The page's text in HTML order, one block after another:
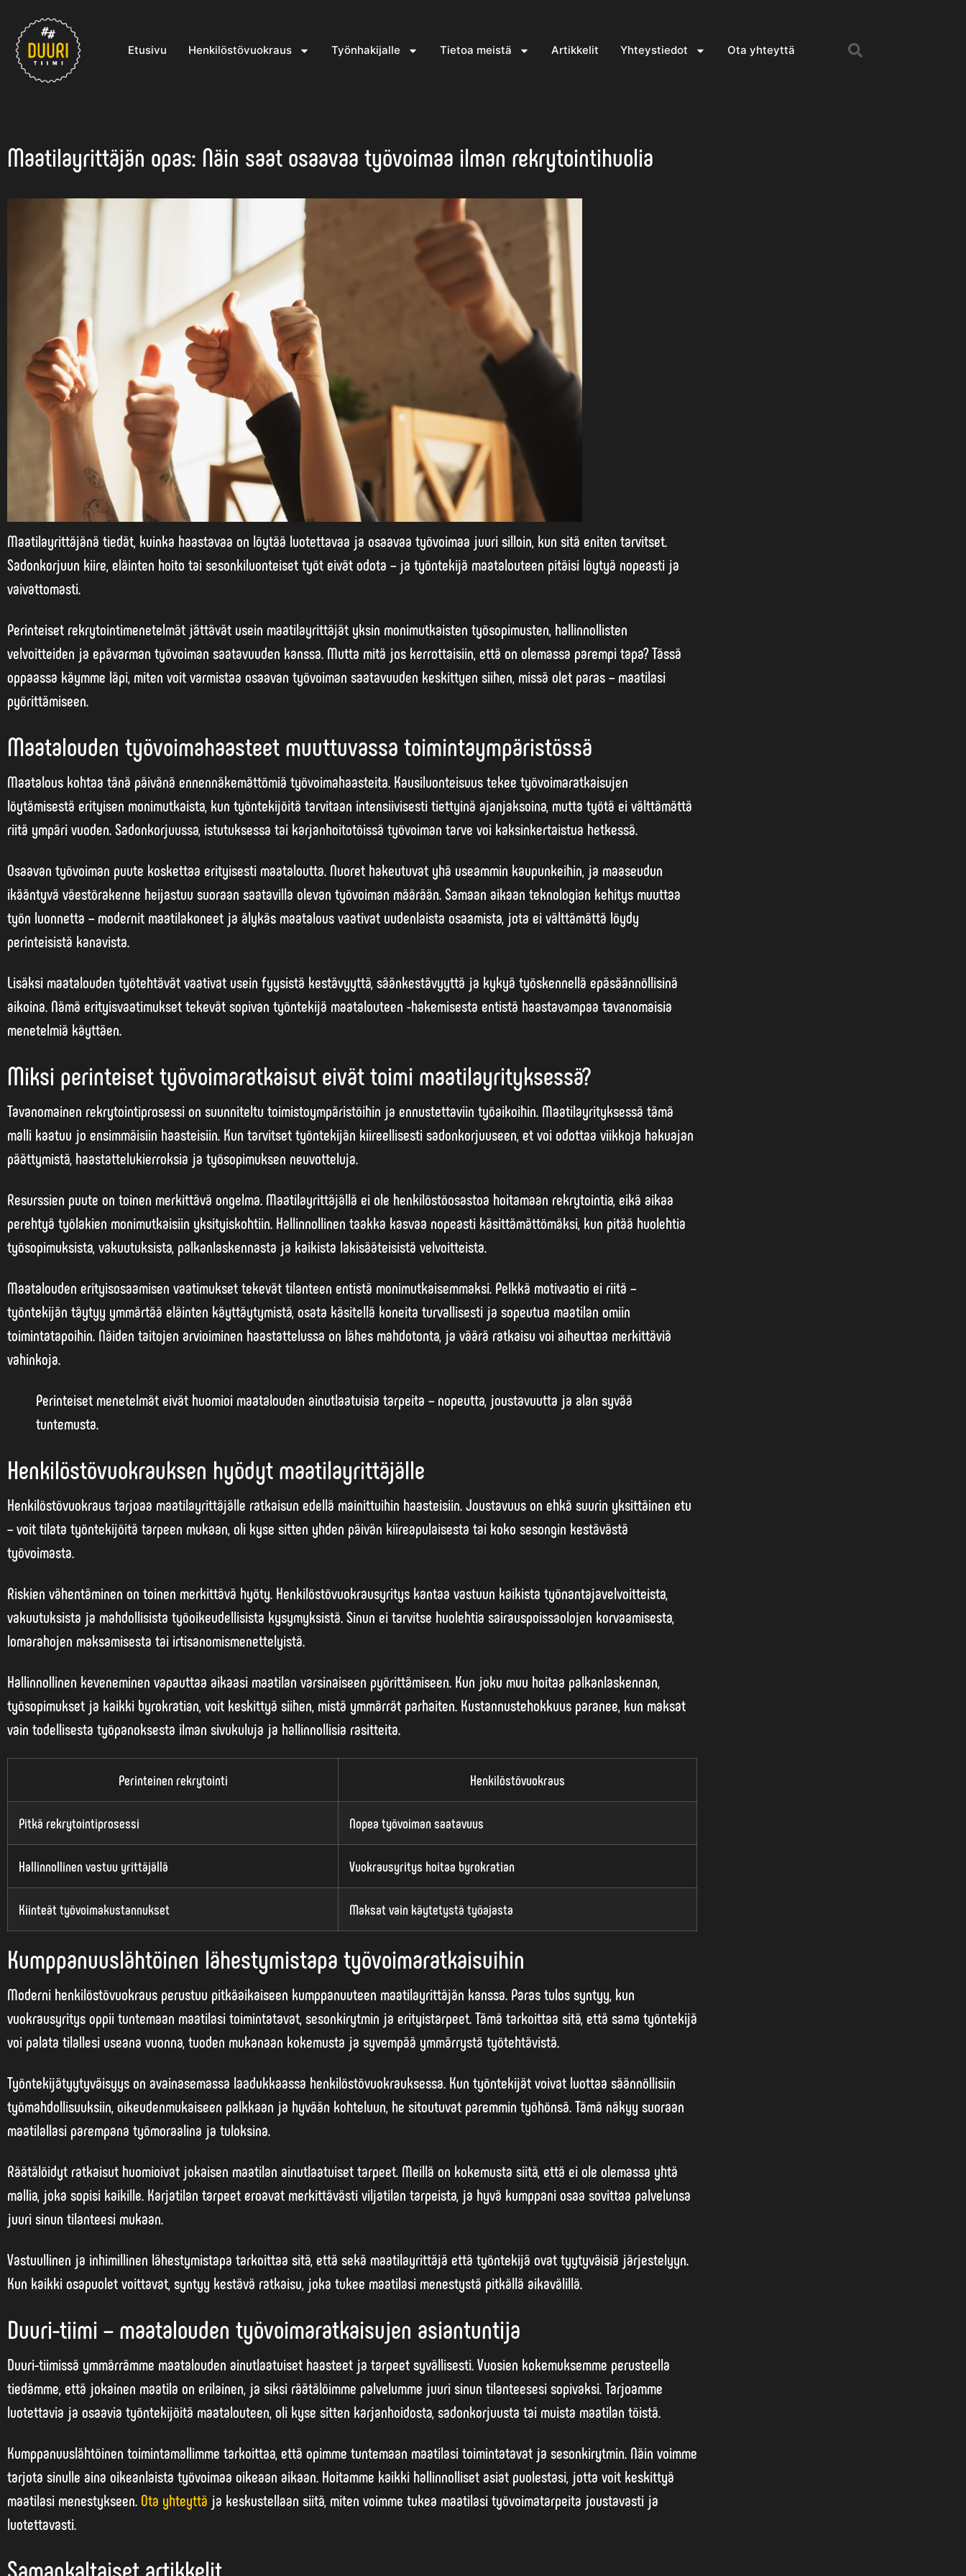
Etusivu Henkilöstövuokraus Työnhakijalle Tietoa meistä Artikkelit Yhteystiedot Ota yhteyttä
Maatilayrittäjän opas: Näin saat osaavaa työvoimaa ilman rekrytointihuolia
Maatilayrittäjänä tiedät, kuinka haastavaa on löytää luotettavaa ja osaavaa työvoimaa juuri silloin, kun sitä eniten tarvitset.
Sadonkorjuun kiire, eläinten hoito tai sesonkiluonteiset työt eivät odota – ja työntekijä maatalouteen pitäisi löytyä nopeasti ja
vaivattomasti.
Perinteiset rekrytointimenetelmät jättävät usein maatilayrittäjät yksin monimutkaisten työsopimusten, hallinnollisten
velvoitteiden ja epävarman työvoiman saatavuuden kanssa. Mutta mitä jos kerrottaisiin, että on olemassa parempi tapa? Tässä
oppaassa käymme läpi, miten voit varmistaa osaavan työvoiman saatavuuden keskittyen siihen, missä olet paras – maatilasi
pyörittämiseen.
Maatalouden työvoimahaasteet muuttuvassa toimintaympäristössä
Maatalous kohtaa tänä päivänä ennennäkemättömiä työvoimahaasteita. Kausiluonteisuustekee työvoimaratkaisujen
löytämisestä erityisen monimutkaista, kun työntekijöitä tarvitaan intensiivisesti tiettyinä ajanjaksoina, mutta työtä ei välttämättä
riitä ympäri vuoden. Sadonkorjuussa, istutuksessa tai karjanhoitotöissä työvoiman tarve voi kaksinkertaistua hetkessä.
Osaavan työvoiman puute koskettaa erityisesti maataloutta. Nuoret hakeutuvat yhä useammin kaupunkeihin, ja maaseudun
ikääntyvä väestörakenne heijastuu suoraan saatavilla olevan työvoiman määrään. Samaan aikaan teknologian kehitys muuttaa
työn luonnetta – modernit maatilakoneet ja älykäs maatalous vaativat uudenlaista osaamista, jota ei välttämättä löydy
perinteisistä kanavista.
Lisäksi maatalouden työtehtävät vaativat usein fyysistä kestävyyttä, säänkestävyyttä ja kykyä työskennellä epäsäännöllisinä
aikoina. Nämä erityisvaatimukset tekevät sopivan työntekijä maatalouteen -hakemisesta entistä haastavampaa tavanomaisia
menetelmiä käyttäen.
Miksi perinteiset työvoimaratkaisut eivät toimi maatilayrityksessä?
Tavanomainen rekrytointiprosessi on suunniteltu toimistoympäristöihin ja ennustettaviin työaikoihin. Maatilayrityksessä tämä
malli kaatuu jo ensimmäisiin haasteisiin. Kun tarvitset työntekijän kiireellisesti sadonkorjuuseen, et voi odottaa viikkoja hakuajan
päättymistä, haastattelukierroksia ja työsopimuksen neuvotteluja.
Resurssien puute on toinen merkittävä ongelma. Maatilayrittäjällä ei ole henkilöstöosastoa hoitamaan rekrytointia, eikä aikaa
perehtyä työlakien monimutkaisiin yksityiskohtiin. Hallinnollinen taakka kasvaa nopeasti käsittämättömäksi, kun pitää huolehtia
työsopimuksista, vakuutuksista, palkanlaskennasta ja kaikista lakisääteisistä velvoitteista.
Maatalouden erityisosaamisen vaatimukset tekevät tilanteen entistä monimutkaisemmaksi. Pelkkä motivaatio ei riitä –
työntekijän täytyy ymmärtää eläinten käyttäytymistä, osata käsitellä koneita turvallisesti ja sopeutua maatilan omiin
toimintatapoihin. Näiden taitojen arvioiminen haastattelussa on lähes mahdotonta, ja väärä ratkaisu voi aiheuttaa merkittäviä
vahinkoja.
Perinteiset menetelmät eivät huomioi maatalouden ainutlaatuisia tarpeita – nopeutta, joustavuutta ja alan syvää
tuntemusta.
Henkilöstövuokrauksen hyödyt maatilayrittäjälle
Henkilöstövuokraus tarjoaa maatilayrittäjälle ratkaisun edellä mainittuihin haasteisiin. Joustavuuson ehkä suurin yksittäinen etu
– voit tilata työntekijöitä tarpeen mukaan, oli kyse sitten yhden päivän kiireapulaisesta tai koko sesongin kestävästä
työvoimasta.
Riskien vähentäminen on toinen merkittävä hyöty. Henkilöstövuokrausyritys kantaa vastuun kaikista työnantajavelvoitteista,
vakuutuksista ja mahdollisista työoikeudellisista kysymyksistä. Sinun ei tarvitse huolehtia sairauspoissaolojen korvaamisesta,
lomarahojen maksamisesta tai irtisanomismenettelyistä.
Hallinnollinen keveneminen vapauttaa aikaasi maatilan varsinaiseen pyörittämiseen. Kun joku muu hoitaa palkanlaskennan,
työsopimukset ja kaikki byrokratian, voit keskittyä siihen, mistä ymmärrät parhaiten. Kustannustehokkuus paranee, kun maksat
vain todellisesta työpanoksesta ilman sivukuluja ja hallinnollisia rasitteita.
Perinteinen rekrytointi Henkilöstövuokraus
Pitkä rekrytointiprosessi Nopea työvoiman saatavuus
Hallinnollinen vastuu yrittäjällä Vuokrausyritys hoitaa byrokratian
Kiinteät työvoimakustannukset Maksat vain käytetystä työajasta
Kumppanuuslähtöinen lähestymistapa työvoimaratkaisuihin
Moderni henkilöstövuokraus perustuu pitkäaikaiseen kumppanuuteen maatilayrittäjän kanssa. Paras tulos syntyy, kun
vuokrausyritys oppii tuntemaan maatilasi toimintatavat, sesonkirytmin ja erityistarpeet. Tämä tarkoittaa sitä, että sama työntekijä
voi palata tilallesi useana vuonna, tuoden mukanaan kokemusta ja syvempää ymmärrystä työtehtävistä.
Työntekijätyytyväisyys on avainasemassa laadukkaassa henkilöstövuokrauksessa. Kun työntekijät voivat luottaa säännöllisiin
työmahdollisuuksiin, oikeudenmukaiseen palkkaan ja hyvään kohteluun, he sitoutuvat paremmin työhönsä. Tämä näkyy suoraan
maatilallasi parempana työmoraalina ja tuloksina.
Räätälöidyt ratkaisut huomioivat jokaisen maatilan ainutlaatuiset tarpeet. Meillä on kokemusta siitä, että ei ole olemassa yhtä
mallia, joka sopisi kaikille. Karjatilan tarpeet eroavat merkittävästi viljatilan tarpeista, ja hyvä kumppani osaa sovittaa palvelunsa
juuri sinun tilanteesi mukaan.
Vastuullinen ja inhimillinen lähestymistapa tarkoittaa sitä, että sekä maatilayrittäjä että työntekijä ovat tyytyväisiä järjestelyyn.
Kun kaikki osapuolet voittavat, syntyy kestävä ratkaisu, joka tukee maatilasi menestystä pitkällä aikavälillä.
Duuri-tiimi – maatalouden työvoimaratkaisujen asiantuntija
Duuri-tiimissä ymmärrämme maatalouden ainutlaatuiset haasteet ja tarpeet syvällisesti. Vuosien kokemuksemme perusteella
tiedämme, että jokainen maatila on erilainen, ja siksi räätälöimme palvelumme juuri sinun tilanteesesi sopivaksi. Tarjoamme
luotettavia ja osaavia työntekijöitä maatalouteen, oli kyse sitten karjanhoidosta, sadonkorjuusta tai muista maatilan töistä.
Kumppanuuslähtöinen toimintamallimme tarkoittaa, että opimme tuntemaan maatilasi toimintatavat ja sesonkirytmin. Näin voimme
tarjota sinulle aina oikeanlaista työvoimaa oikeaan aikaan. Hoitamme kaikki hallinnolliset asiat puolestasi, jotta voit keskittyä
maatilasi menestykseen. Ota yhteyttä ja keskustellaan siitä, miten voimme tukea maatilasi työvoimatarpeita joustavasti ja
luotettavasti.
Samankaltaiset artikkelit